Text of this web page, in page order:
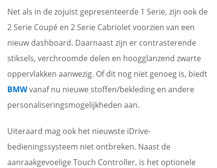
Net als in de zojuist gepresenteerde 1 Serie, zijn ook de
2 Serie Coupé en 2 Serie Cabriolet voorzien van een
nieuw dashboard. Daarnaast zijn er contrasterende
stiksels, verchroomde delen en hoogglanzend zwarte
oppervlakken aanwezig. Of dit nog niet genoeg is, biedt
BMWvanaf nu nieuwe stoffen/bekleding en andere
personaliseringsmogelijkheden aan.
Uiteraard mag ook het nieuwste iDrive-
bedieningssysteem niet ontbreken. Naast de
aanraakgevoelige Touch Controller, is het optionele